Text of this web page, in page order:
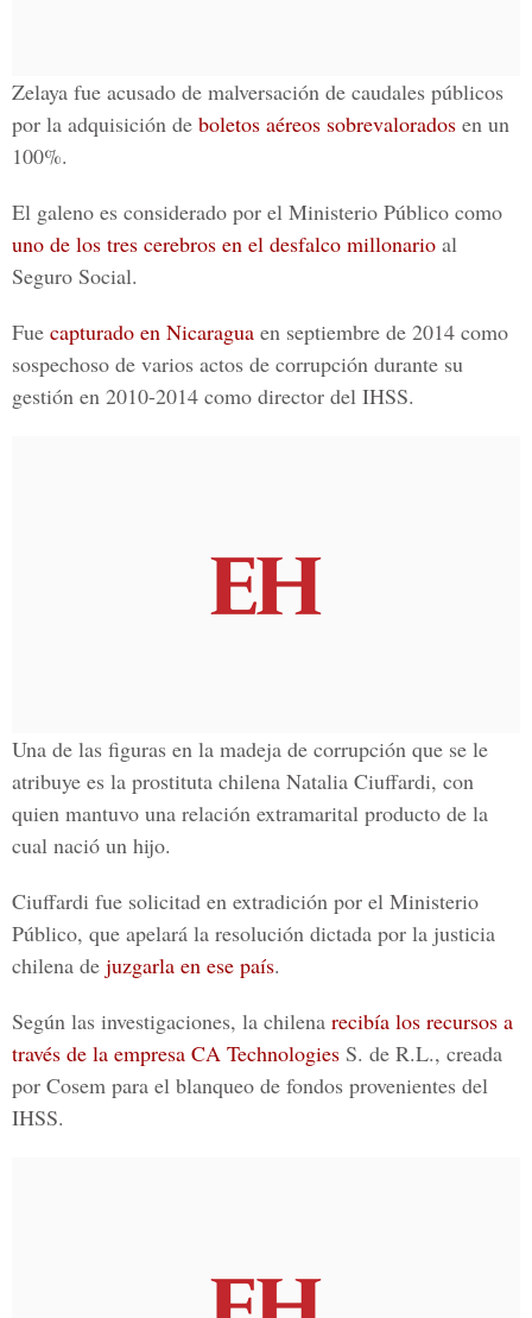
Zelaya fue acusado de malversación de caudales públicos
por la adquisición de boletos aéreos sobrevalorados en un
100%.
El galeno es considerado por el Ministerio Público como
uno de los tres cerebros en el desfalco millonario al
Seguro Social.
Fue capturado en Nicaragua en septiembre de 2014 como
sospechoso de varios actos de corrupción durante su
gestión en 2010-2014 como director del IHSS.
Una de las figuras en la madeja de corrupción que se le
atribuye es la prostituta chilena Natalia Ciuffardi, con
quien mantuvo una relación extramarital producto de la
cual nació un hijo.
Ciuffardi fue solicitad en extradición por el Ministerio
Público, que apelará la resolución dictada por la justicia
chilena de juzgarla en ese país.
Según las investigaciones, la chilena recibía los recursos a
través de la empresa CA Technologies S. de R.L., creada
por Cosem para el blanqueo de fondos provenientes del
IHSS.